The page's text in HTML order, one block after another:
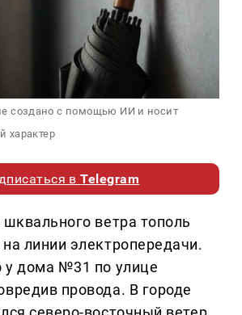
создано с помощью ИИ и носит
характер
вTelegram
ветра тополь
линии электропередачи.
у дома №31 по улице
провода. В городе